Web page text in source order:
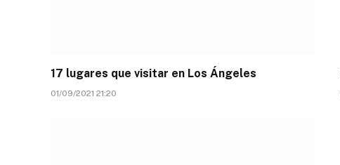
17 lugares que visitar en Los Ángeles
01/09/2021 21:20